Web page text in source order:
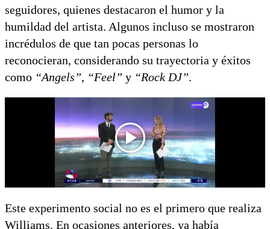
seguidores, quienes destacaron el humor y la
humildad del artista. Algunos incluso se mostraron
incrédulos de que tan pocas personas lo
reconocieran, considerando su trayectoria y éxitos
como “Angels”, “Feel” y “Rock DJ”.
Este experimento social no es el primero que realiza
Williams. En ocasiones anteriores, ya había